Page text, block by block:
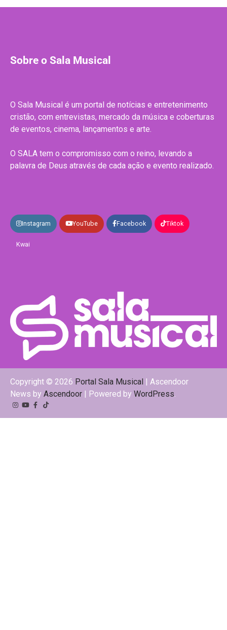
Sobre o Sala Musical
O Sala Musical é um portal de notícias e entretenimento
cristão, com entrevistas, mercado da música e coberturas
de eventos, cinema, lançamentos e arte.
O SALA tem o compromisso com o reino, levando a
palavra de Deus através de cada ação e evento realizado.
Instagram YouTube Facebook Tiktok
Kwai
Copyright © 2026 Portal Sala Musical
| Ascendoor
News by Ascendoor | Powered by WordPress.
Instagram
YouTube
Facebook
Tiktok